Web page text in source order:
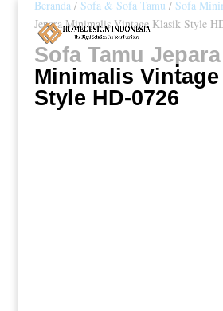
Beranda/ Sofa & Sofa Tamu / Sofa
Jepara Minimalis Vintage Klasik Style
Sofa Tamu Jepara
Minimalis
Style HD-0726